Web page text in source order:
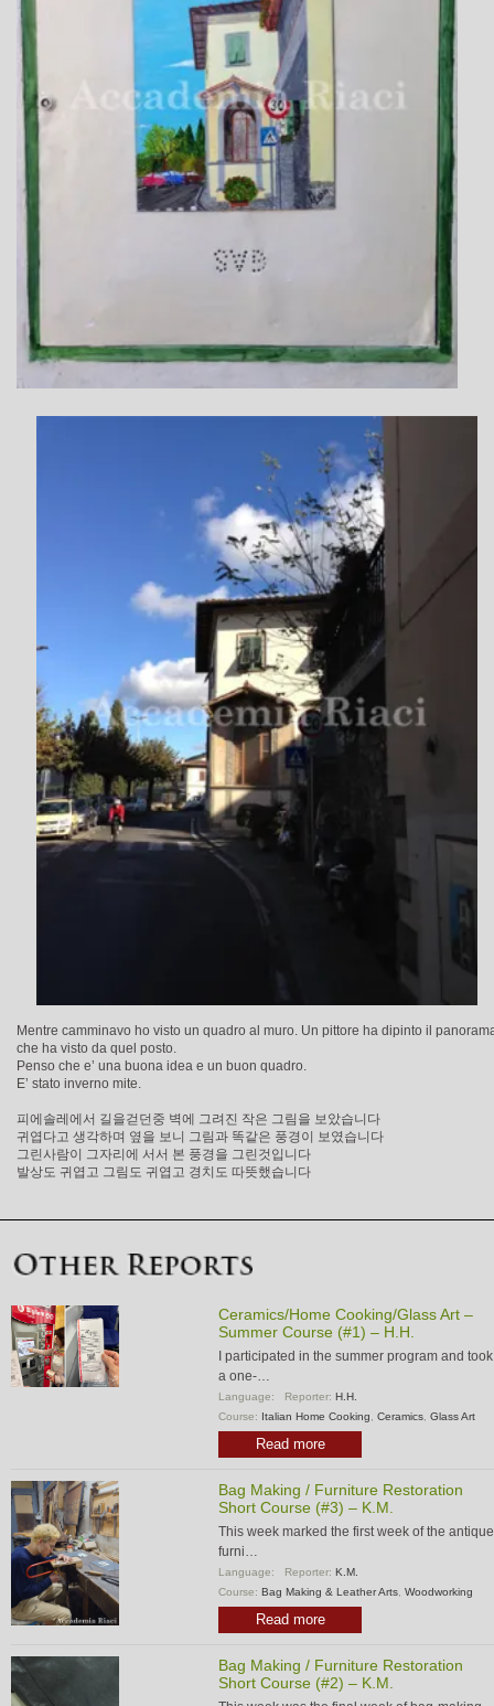
Mentre camminavo ho visto un quadro al muro. Un pittore ha dipinto il
che ha visto da quel posto.
Penso che e’ una buona idea e un buon quadro.
E’ stato inverno mite.
피에솔레에서 길을걷던중 벽에 그려진 작은 그림을 보았습니다
귀엽다고 생각하며 옆을 보니 그림과 똑같은 풍경이 보였습니다
그린사람이 그자리에 서서 본 풍경을 그린것입니다
발상도 귀엽고 그림도 귀엽고 경치도 따뜻했습니다
Ceramics/Home Cooking/Glass Art –
Summer Course (#1) – H.H.
I participated in the summer program and took
a one-…
Language: Reporter: H.H.
Course: Italian Home Cooking, Ceramics, Glass Art
Read more
Bag Making / Furniture Restoration
Short Course (#3) – K.M.
This week marked the first week of the antique
furni…
Language: Reporter: K.M.
Course: Bag Making & Leather Arts, Woodworking
Read more
Bag Making / Furniture Restoration
Short Course (#2) – K.M.